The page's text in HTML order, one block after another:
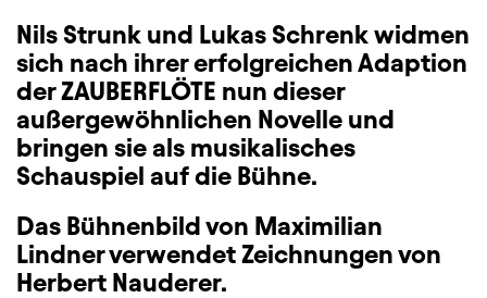
Nils Strunk und Lukas Schrenk widmen
sich nach ihrer erfolgreichen Adaption
der ZAUBERFLÖTE nun dieser
außergewöhnlichen Novelle und
bringen sie als musikalisches
Schauspiel auf die Bühne.
Das Bühnenbild von Maximilian
Lindner verwendet Zeichnungen von
Herbert Nauderer.